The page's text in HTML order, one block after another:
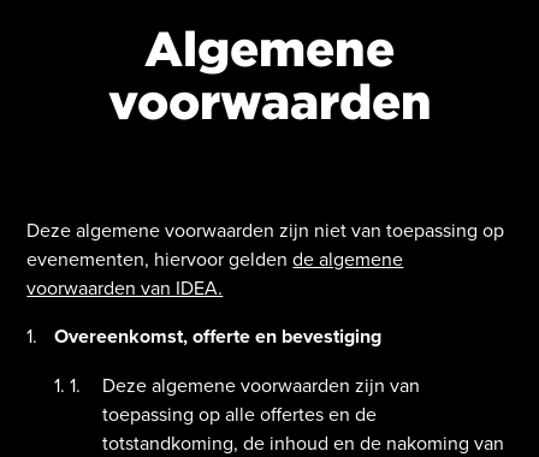
Algemene
voorwaarden
Deze algemene voorwaarden zijn niet van toepassing op
evenementen, hiervoor geldende algemene
voorwaarden van IDEA.
Overeenkomst, offerte en bevestiging
Deze algemene voorwaarden zijn van
toepassing op alle offertes en de
totstandkoming, de inhoud en de nakoming van